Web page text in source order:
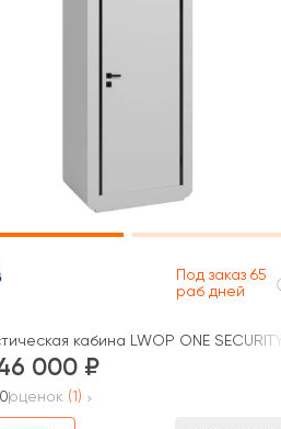
Под заказ 65
раб дней
кабина LWOP ONE SECURITY
000
оценок (1)